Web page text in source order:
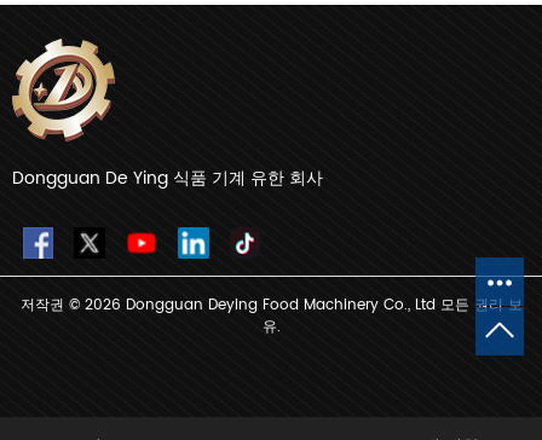
Dongguan De Ying 식품 기계 유한 회사
저작권 © 2026 Dongguan Deying Food Machinery Co., Ltd 모든 권리 보
유.